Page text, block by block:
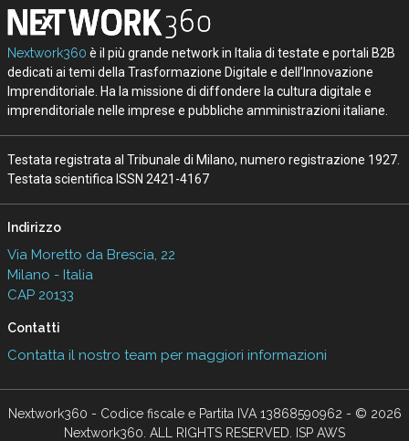
Nextwork360 è il più grande network in Italia di testate e portali B2B
dedicati ai temi della Trasformazione Digitale e dell’Innovazione
Imprenditoriale. Ha la missione di diffondere la cultura digitale e
imprenditoriale nelle imprese e pubbliche amministrazioni italiane.
Testata registrata al Tribunale di Milano, numero registrazione 1927.
Testata scientifica ISSN 2421-4167
Indirizzo
Via Moretto da Brescia, 22
Milano - Italia
CAP 20133
Contatti
Contatta il nostro team per maggiori informazioni
Nextwork360 - Codice fiscale e Partita IVA 13868590962 - © 2026
Nextwork360. ALL RIGHTS RESERVED. ISP AWS